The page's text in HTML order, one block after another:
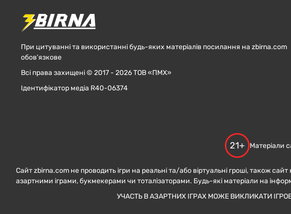
При цитуванні та використанні будь-яких матеріалів посилання на zbirna.com
обов'язкове
Всі права захищені © 2017 - 2026 ТОВ «ПМХ»
Ідентифікатор медіа R40-06374
21+ Матеріали
Сайт zbirna.com не проводить ігри на реальні та/або віртуальні гроші, також
азартними іграми, букмекерами чи тоталізаторами. Будь-які матеріали на
УЧАСТЬ В АЗАРТНИХ ІГРАХ МОЖЕ ВИКЛИКАТИ